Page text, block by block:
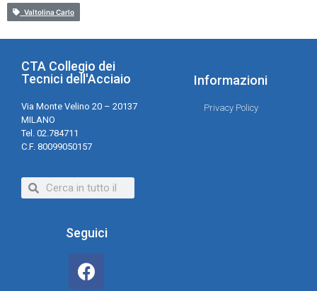
Valtolina Carlo
CTA Collegio dei
Tecnici dell'Acciaio
Via Monte Velino 20 – 20137
MILANO
Tel. 02.784711
C.F. 80099050157
Informazioni
Privacy Policy
Seguici